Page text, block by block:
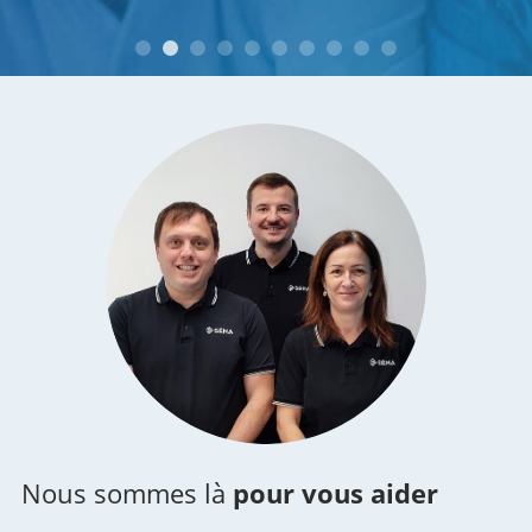
M. et Mme B. à Montélimar (26)
Nous sommes là pour vous aider